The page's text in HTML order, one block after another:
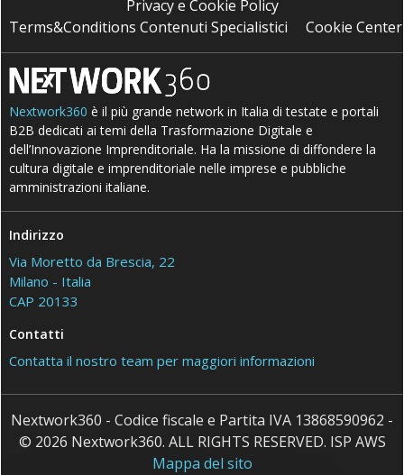
Privacy e Cookie Policy
Terms&Conditions Contenuti Specialistici
Cookie Center
Nextwork360 è il più grande network in Italia di testate e portali
B2B dedicati ai temi della Trasformazione Digitale e
dell’Innovazione Imprenditoriale. Ha la missione di diffondere la
cultura digitale e imprenditoriale nelle imprese e pubbliche
amministrazioni italiane.
Indirizzo
Via Moretto da Brescia, 22
Milano - Italia
CAP 20133
Contatti
Contatta il nostro team per maggiori informazioni
Nextwork360 - Codice fiscale e Partita IVA 13868590962 -
© 2026 Nextwork360. ALL RIGHTS RESERVED. ISP AWS
Mappa del sito